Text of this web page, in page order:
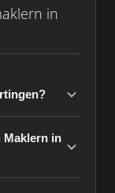
in
Maklern in